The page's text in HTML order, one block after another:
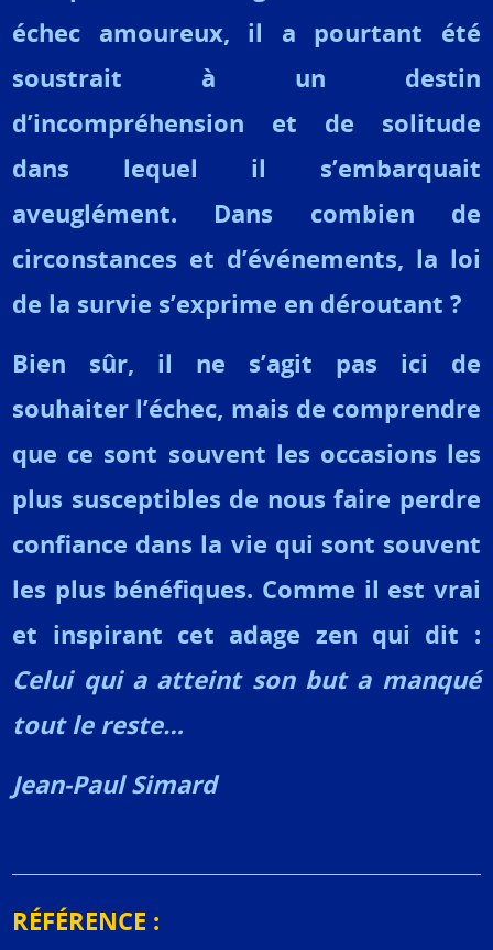
échec amoureux, il a pourtant été
soustrait à un destin
d’incompréhension et de solitude
dans lequel il s’embarquait
aveuglément. Dans combien de
circonstances et d’événements, la loi
de la survie s’exprime en déroutant ?
Bien sûr, il ne s’agit pas ici de
souhaiter l’échec, mais de comprendre
que ce sont souvent les occasions les
plus susceptibles de nous faire perdre
confiance dans la vie qui sont souvent
les plus bénéfiques. Comme il est vrai
et inspirant cet adage zen qui dit :
Celui qui a atteint son but a manqué
tout le reste…
Jean-Paul Simard
RÉFÉRENCE :